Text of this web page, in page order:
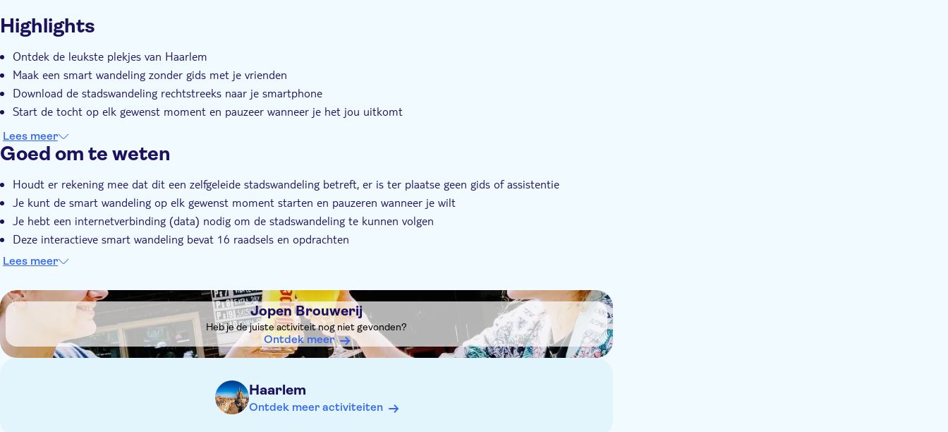
smartphone. Dan ga je wanneer het jou uitkomt met je smartphone en met iedereen die mee doet naar het
startpunt. Je start de wandeling en de rest wijst zich vanzelf!
Instant confirmation
Highlights
Ontdek de leukste plekjes van Haarlem
Maak een smart wandeling zonder gids met je vrienden
Download de stadswandeling rechtstreeks naar je smartphone
Start de tocht op elk gewenst moment en pauzeer wanneer je het jou uitkomt
Lees meer
Goed om te weten
Houdt er rekening mee dat dit een zelfgeleide stadswandeling betreft, er is ter plaatse geen gids of assistentie
Je kunt de smart wandeling op elk gewenst moment starten en pauzeren wanneer je wilt
Je hebt een internetverbinding (data) nodig om de stadswandeling te kunnen volgen
Deze interactieve smart wandeling bevat 16 raadsels en opdrachten
De route is ongeveer 6 kilometer lang
Lees meer
DSA1Jopen Brouwerij
Jopen Brouwerij
Heb je de juiste activiteit nog niet gevonden?
Ontdek meer
Haarlem
Ontdek meer activiteiten